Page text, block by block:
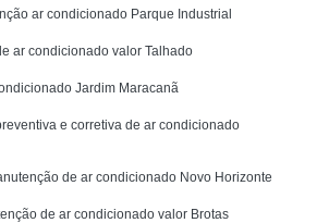
ar condicionado Parque Industrial
ar condicionado valor Talhado
Jardim Maracanã
e corretiva de ar condicionado
de ar condicionado Novo Horizonte
de ar condicionado valor Brotas